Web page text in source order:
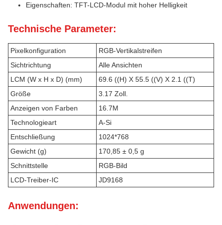
Eigenschaften: TFT-LCD-Modul mit hoher Helligkeit
Technische Parameter:
Pixelkonfiguration
RGB-Vertikalstreifen
Sichtrichtung
Alle Ansichten
LCM (W x H x D) (mm)
69.6 ((H) X 55.5 ((V) X 2.1 ((T)
Größe
3.17 Zoll.
Anzeigen von Farben
16.7M
Technologieart
A-Si
Entschließung
1024*768
Gewicht (g)
170,85 ± 0,5 g
Schnittstelle
RGB-Bild
LCD-Treiber-IC
JD9168
Anwendungen: